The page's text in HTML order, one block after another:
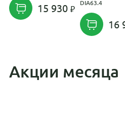
15 930
DIA63.4
16
Акции месяца